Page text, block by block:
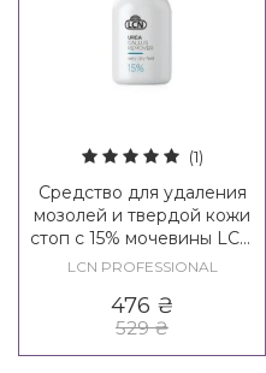
(1)
Средство для удаления
мозолей и твердой кожи
стоп с 15% мочевины LCN
Urea Calluse Remuver
LCN PROFESSIONAL
476 ₴
529₴